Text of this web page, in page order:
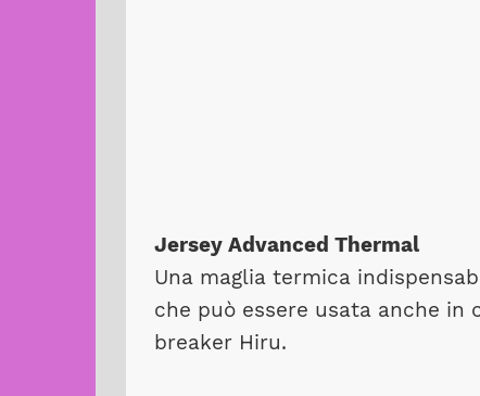
Jersey Advanced Thermal
Una maglia termica
che può essere usata anche
breaker Hiru.